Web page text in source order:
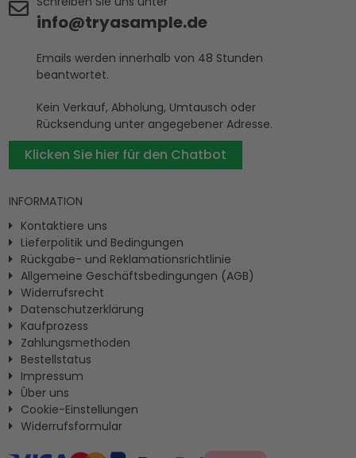
info@tryasample.de
Emails werden innerhalb von 48 Stunden
beantwortet.
Kein Verkauf, Abholung, Umtausch oder
Rücksendung unter angegebener Adresse.
Klicken Sie hier für den Chatbot
INFORMATION
Kontaktiere uns
Lieferpolitik und Bedingungen
Rückgabe- und Reklamationsrichtlinie
Allgemeine Geschäftsbedingungen (AGB)
Widerrufsrecht
Datenschutzerklärung
Kaufprozess
Zahlungsmethoden
Bestellstatus
Impressum
Ûber uns
Cookie-Einstellungen
Widerrufsformular